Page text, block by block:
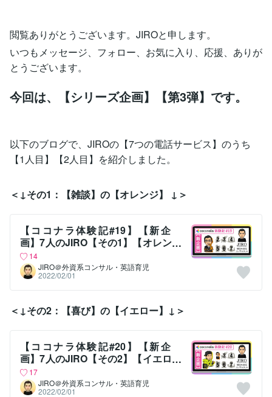
閲覧ありがとうございます。JIROと申します。
いつもメッセージ、フォロー、お気に入り、応援、ありが
とうございます。
今回は、【シリーズ企画】【第3弾】です。
以下のブログで、JIROの【7つの電話サービス】のうち
【1人目】【2人目】を紹介しました。
＜↓その1：【雑談】の【オレンジ】 ↓＞
【ココナラ体験記#19】【新企
画】7人のJIRO【その1】【オレン
ジ・雑談】
14
JIRO＠外資系コンサル・英語育児
2022/02/01
＜↓その2：【喜び】の【イエロー】↓＞
【ココナラ体験記#20】【新企
画】7人のJIRO【その2】【イエロ
ー・喜び】
17
JIRO＠外資系コンサル・英語育児
2022/02/01